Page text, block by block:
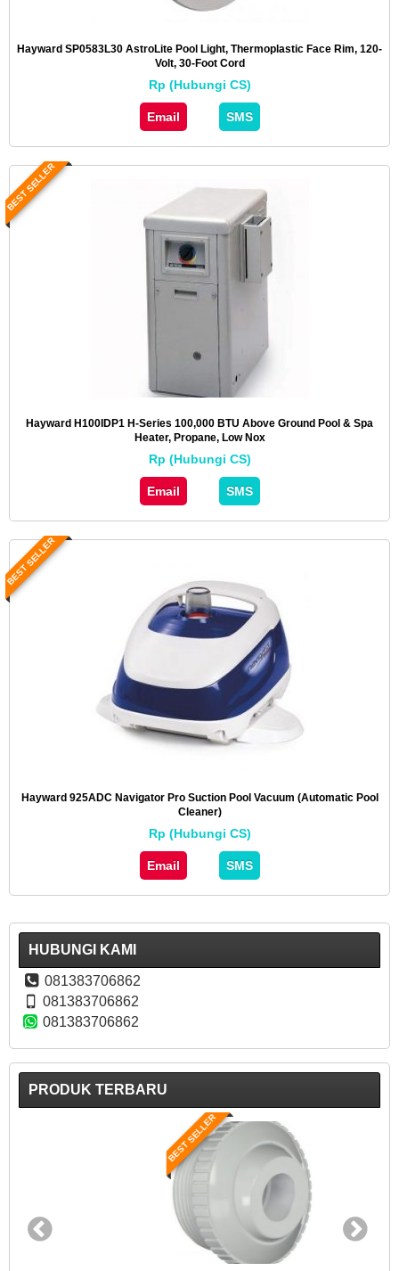
Hayward SP0583L30 AstroLite Pool Light, Thermoplastic Face Rim, 120-
Volt, 30-Foot Cord
Rp (Hubungi CS)
Email SMS
BEST SELLER
Hayward H100IDP1 H-Series 100,000 BTU Above Ground Pool & Spa
Heater, Propane, Low Nox
Rp (Hubungi CS)
Email SMS
BEST SELLER
Hayward 925ADC Navigator Pro Suction Pool Vacuum (Automatic Pool
Cleaner)
Rp (Hubungi CS)
Email SMS
HUBUNGI KAMI
081383706862
081383706862
081383706862
PRODUK TERBARU
BEST SELLER